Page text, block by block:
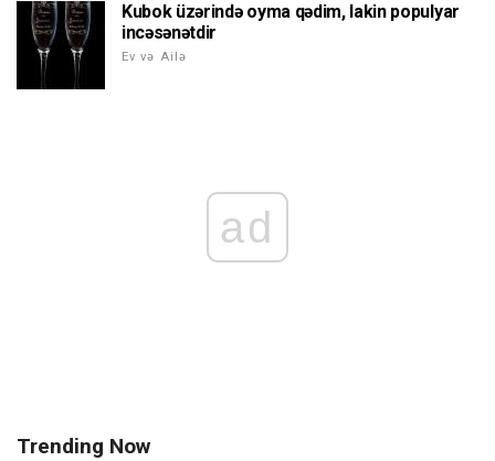
Kubok üzərində oyma qədim, lakin populyar
incəsənətdir
Ev və Ailə
ad
Trending Now